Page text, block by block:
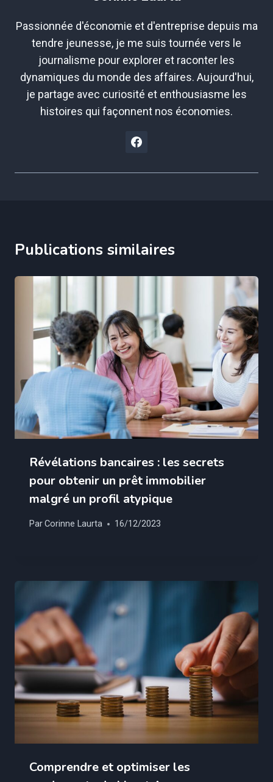
Passionnée d'économie et d'entreprise depuis ma
tendre jeunesse, je me suis tournée vers le
journalisme pour explorer et raconter les
dynamiques du monde des affaires. Aujourd'hui,
je partage avec curiosité et enthousiasme les
histoires qui façonnent nos économies.
Publications similaires
Révélations bancaires : les secrets
pour obtenir un prêt immobilier
malgré un profil atypique
ParCorinne Laurta 16/12/2023
Comprendre et optimiser les